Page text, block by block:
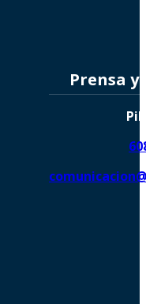
Prensa